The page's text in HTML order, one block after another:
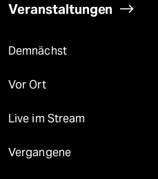
Veranstaltungen
Demnächst
Vor Ort
Live im Stream
Vergangene